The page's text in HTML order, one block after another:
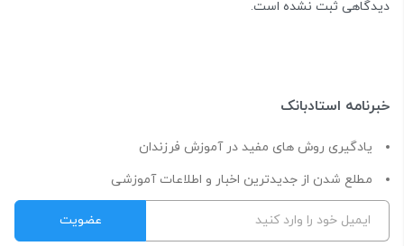
دیدگاهی ثبت نشده است.
خبرنامه استادبانک
یادگیری روش های مفید در آموزش فرزندان
مطلع شدن از جدیدترین اخبار و اطلاعات آموزشی